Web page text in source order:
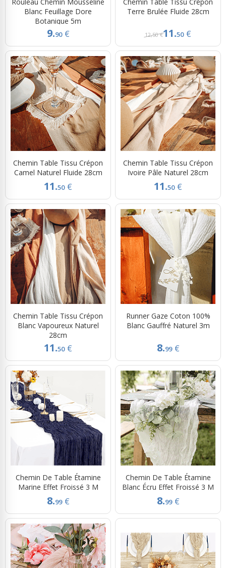
Blanc Feuillage Dore
Botanique 5m
9.90 €
Terre Brulée Fluide 28cm
12,50 €11.50 €
Chemin Table Tissu Crépon
Camel Naturel Fluide 28cm
11.50 €
Chemin Table Tissu Crépon
Ivoire Pâle Naturel 28cm
11.50 €
Chemin Table Tissu Crépon
Blanc Vapoureux Naturel
28cm
11.50 €
Runner Gaze Coton 100%
Blanc Gauffré Naturel 3m
8.99 €
Chemin De Table Étamine
Marine Effet Froissé 3 M
8.99 €
Chemin De Table Étamine
Blanc Écru Effet Froissé 3 M
8.99 €